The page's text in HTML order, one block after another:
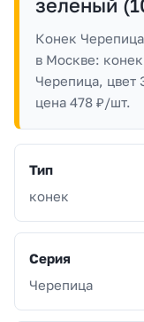
Конек
в Москве:
Черепица, цвет
цена 478 ₽/шт.
Тип
конек
Серия
Черепица